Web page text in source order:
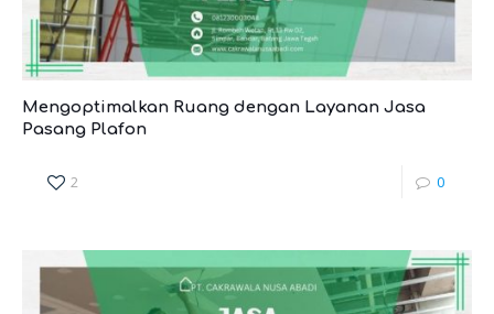
Mengoptimalkan Ruang dengan Layanan Jasa
Pasang Plafon
2 0